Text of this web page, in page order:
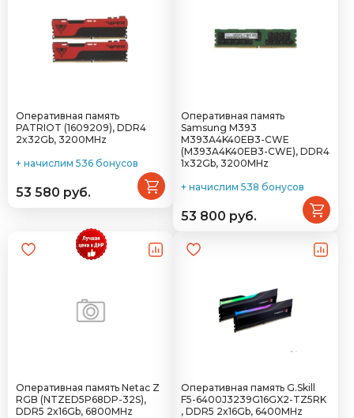
Оперативная память
PATRIOT (1609209), DDR4
2x32Gb, 3200MHz
+ начислим 536 бонусов
53 580 руб.
Оперативная память
Samsung M393
M393A4K40EB3-CWE
(M393A4K40EB3-CWE), DDR4
1x32Gb, 3200MHz
+ начислим 538 бонусов
53 800 руб.
Оперативная память Netac Z
RGB (NTZED5P68DP-32S),
DDR5 2x16Gb, 6800MHz
Оперативная память G.Skill
F5-6400J3239G16GX2-TZ5RK
, DDR5 2x16Gb, 6400MHz